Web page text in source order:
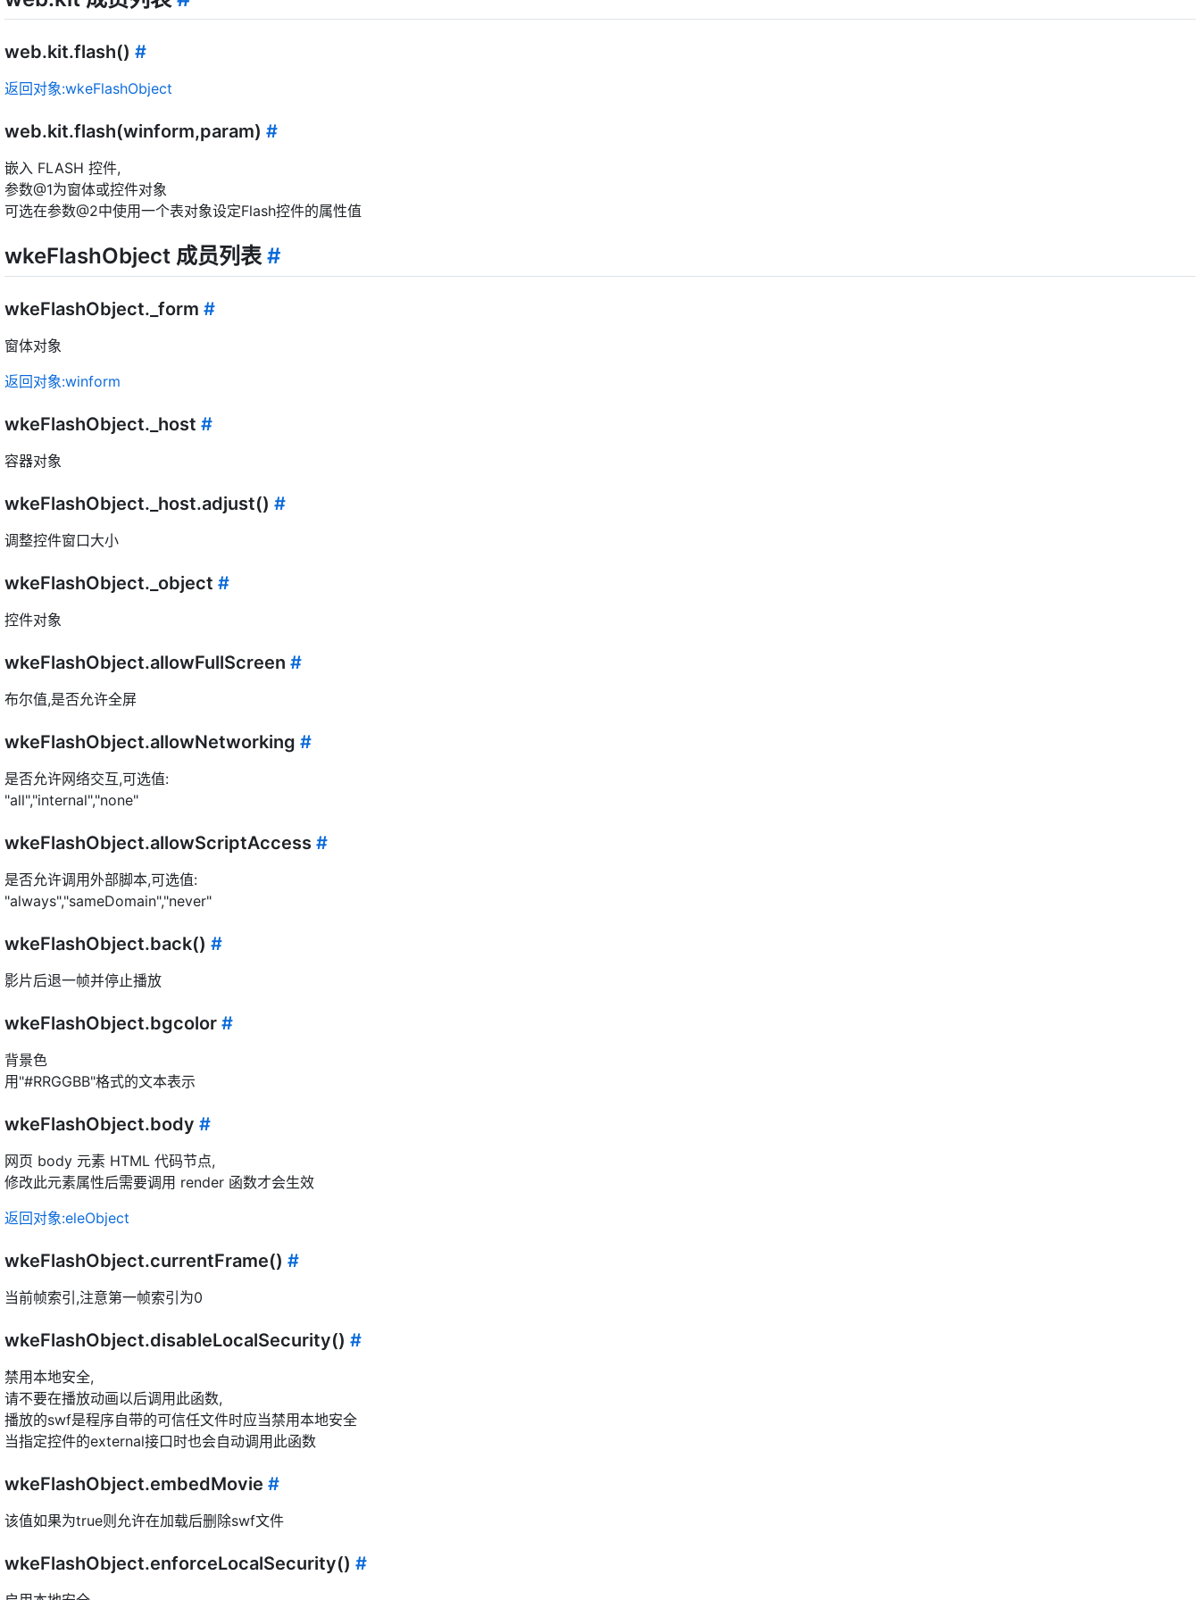
web.kit.flash() #
返回对象:wkeFlashObject
web.kit.flash(winform,param) #
嵌入 FLASH 控件,
参数@1为窗体或控件对象
可选在参数@2中使用一个表对象设定Flash控件的属性值
wkeFlashObject 成员列表#
wkeFlashObject._form #
窗体对象
返回对象:winform
wkeFlashObject._host #
容器对象
wkeFlashObject._host.adjust() #
调整控件窗口大小
wkeFlashObject._object #
控件对象
wkeFlashObject.allowFullScreen #
布尔值,是否允许全屏
wkeFlashObject.allowNetworking #
是否允许网络交互,可选值:
"all","internal","none"
wkeFlashObject.allowScriptAccess #
是否允许调用外部脚本,可选值:
"always","sameDomain","never"
wkeFlashObject.back() #
影片后退一帧并停止播放
wkeFlashObject.bgcolor #
背景色
用"#RRGGBB"格式的文本表示
wkeFlashObject.body #
网页 body 元素 HTML 代码节点,
修改此元素属性后需要调用 render 函数才会生效
返回对象:eleObject
wkeFlashObject.currentFrame() #
当前帧索引,注意第一帧索引为0
wkeFlashObject.disableLocalSecurity() #
禁用本地安全,
请不要在播放动画以后调用此函数,
播放的swf是程序自带的可信任文件时应当禁用本地安全
当指定控件的external接口时也会自动调用此函数
wkeFlashObject.embedMovie #
该值如果为true则允许在加载后删除swf文件
wkeFlashObject.enforceLocalSecurity() #